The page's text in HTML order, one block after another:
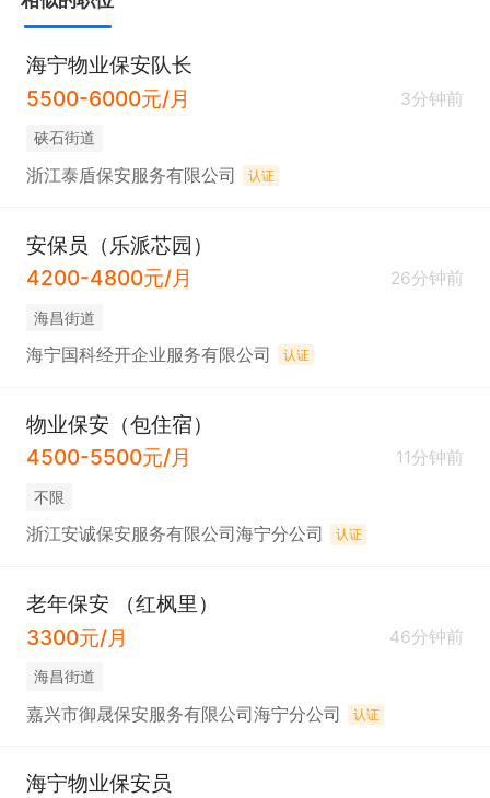
海宁物业保安队长
5500-6000元/月
3分钟前
硖石街道
浙江泰盾保安服务有限公司 认证
安保员（乐派芯园）
4200-4800元/月
26分钟前
海昌街道
海宁国科经开企业服务有限公司 认证
物业保安（包住宿）
4500-5500元/月
11分钟前
不限
浙江安诚保安服务有限公司海宁分公司 认证
老年保安 （红枫里）
3300元/月
46分钟前
海昌街道
嘉兴市御晟保安服务有限公司海宁分公司 认证
海宁物业保安员